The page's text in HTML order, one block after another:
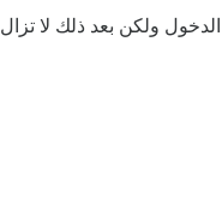
ولكن بعد ذلك لا